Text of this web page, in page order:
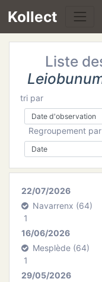
Kollect
Liste
tri par
Regroupement par
22/07/2026
1
Navarrenx (64)
16/06/2026
1
Mesplède (64)
29/05/2026